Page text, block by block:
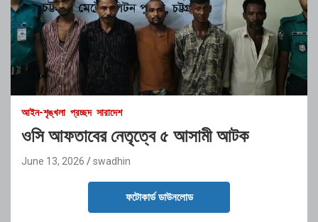
আইন-শৃঙ্খলা প্রচ্ছদ সারাদেশ
ওসি আফতাবের নেতৃত্বে ৫ আসামী আটক
June 13, 2026 swadhin
ফটোকার্ড ডাউনলোড